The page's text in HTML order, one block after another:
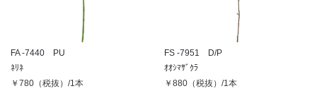
FA -7440 PU
ﾈﾘﾈ
￥780（税抜）/1本
FS -7951 D/P
ｵｵｼﾏｻﾞｸﾗ
￥880（税抜）/1本